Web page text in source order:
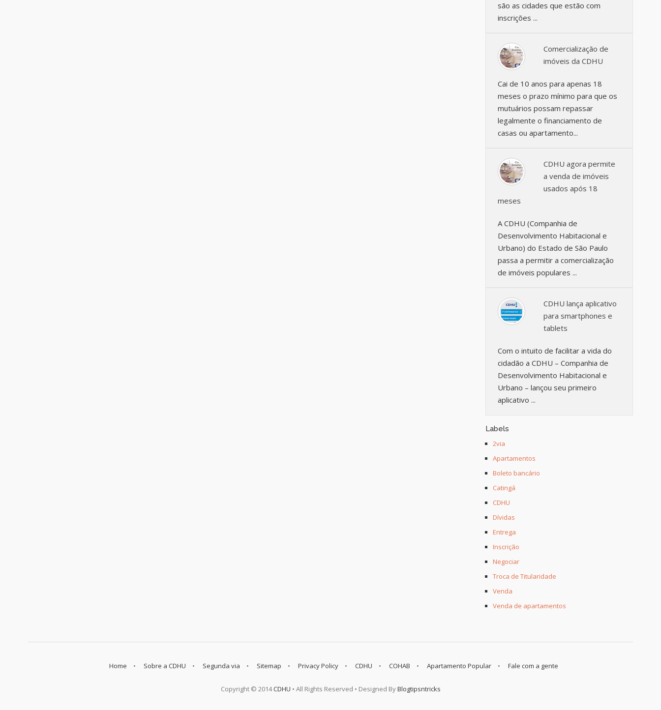
são as cidades que estão com
inscrições ...
Comercialização de
imóveis da CDHU
Cai de 10 anos para apenas 18
meses o prazo mínimo para que os
mutuários possam repassar
legalmente o financiamento de
casas ou apartamento...
CDHU agora permite
a venda de imóveis
usados após 18
meses
A CDHU (Companhia de
Desenvolvimento Habitacional e
Urbano) do Estado de São Paulo
passa a permitir a comercialização
de imóveis populares ...
CDHU lança aplicativo
para smartphones e
tablets
Com o intuito de facilitar a vida do
cidadão a CDHU – Companhia de
Desenvolvimento Habitacional e
Urbano – lançou seu primeiro
aplicativo ...
Labels
2via
Apartamentos
Boleto bancário
Catingá
CDHU
Dívidas
Entrega
Inscrição
Negociar
Troca de Titularidade
Venda
Venda de apartamentos
Home Sobre a CDHU Segunda via Sitemap Privacy Policy CDHU COHAB Apartamento Popular Fale com a gente
Copyright © 2014CDHU • All Rights Reserved • Designed ByBlogtipsntricks